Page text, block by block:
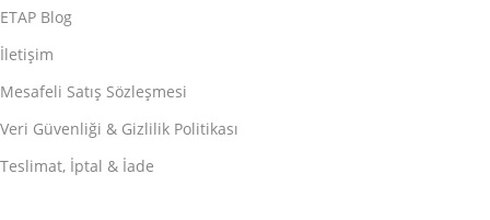
ETAP Blog
İletişim
Mesafeli Satış Sözleşmesi
Veri Güvenliği & Gizlilik Politikası
Teslimat, İptal & İade